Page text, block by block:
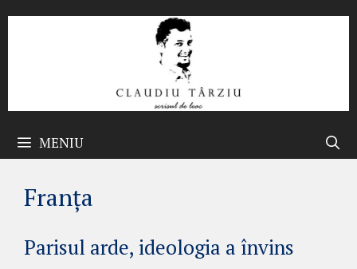
MENIU
Franța
Parisul arde, ideologia a învins